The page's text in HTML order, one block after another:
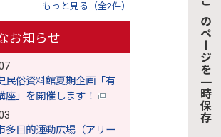
もっと見る（全2件）
お知らせ
民俗資料館夏期企画「有
座」を開催します！
多目的運動広場（アリー
このページを一時保存